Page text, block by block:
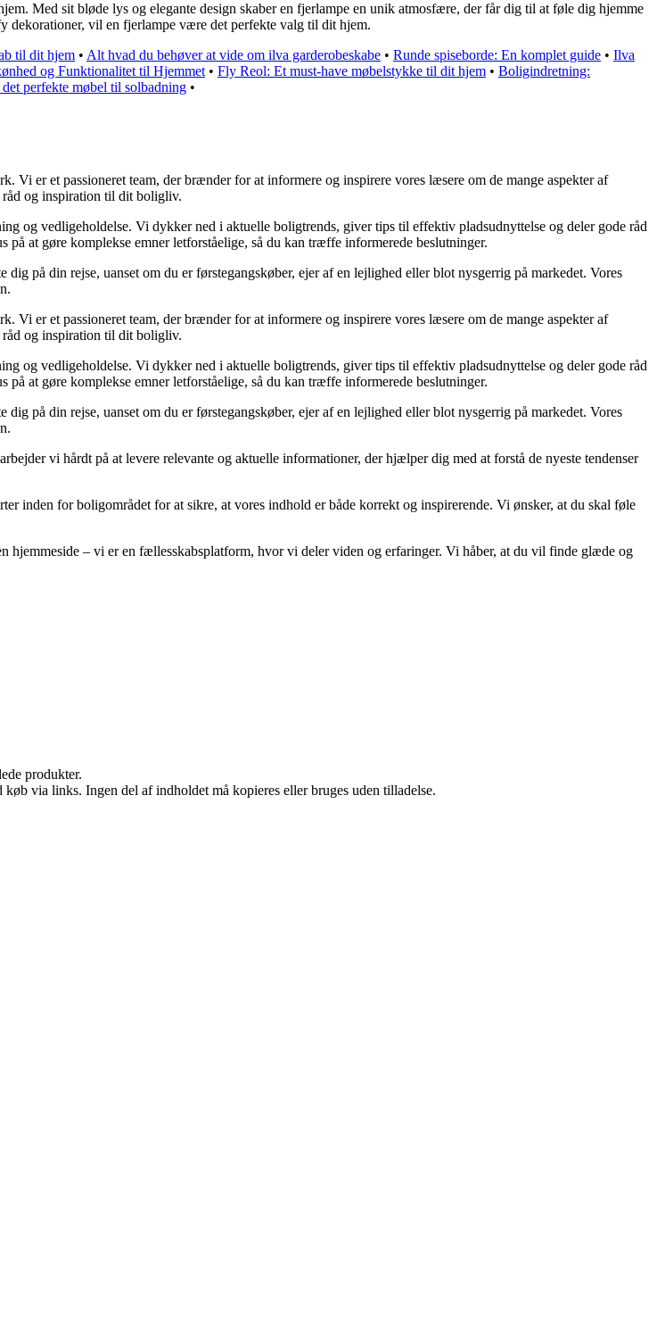
Med sit bløde lys og elegante design skaber en fjerlampe en unik atmosfære, der får dig til at føle dig hjemme
dekorationer, vil en fjerlampe være det perfekte valg til dit hjem.
til dit hjem • Alt hvad du behøver at vide om ilva garderobeskabe • Runde spiseborde: En komplet guide • Ilva
og Funktionalitet til Hjemmet • Fly Reol: Et must-have møbelstykke til dit hjem • Boligindretning:
perfekte møbel til solbadning •
er et passioneret team, der brænder for at informere og inspirere vores læsere om de mange aspekter af
råd og inspiration til dit boligliv.
og vedligeholdelse. Vi dykker ned i aktuelle boligtrends, giver tips til effektiv pladsudnyttelse og deler gode råd
at gøre komplekse emner letforståelige, så du kan træffe informerede beslutninger.
på din rejse, uanset om du er førstegangskøber, ejer af en lejlighed eller blot nysgerrig på markedet. Vores
er et passioneret team, der brænder for at informere og inspirere vores læsere om de mange aspekter af
råd og inspiration til dit boligliv.
og vedligeholdelse. Vi dykker ned i aktuelle boligtrends, giver tips til effektiv pladsudnyttelse og deler gode råd
at gøre komplekse emner letforståelige, så du kan træffe informerede beslutninger.
på din rejse, uanset om du er førstegangskøber, ejer af en lejlighed eller blot nysgerrig på markedet. Vores
vi hårdt på at levere relevante og aktuelle informationer, der hjælper dig med at forstå de nyeste tendenser
inden for boligområdet for at sikre, at vores indhold er både korrekt og inspirerende. Vi ønsker, at du skal føle
hjemmeside – vi er en fællesskabsplatform, hvor vi deler viden og erfaringer. Vi håber, at du vil finde glæde og
produkter.
via links. Ingen del af indholdet må kopieres eller bruges uden tilladelse.